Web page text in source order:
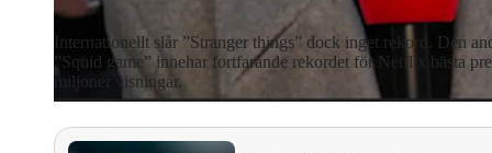
Internationellt slår ”Stranger things” dock inget rekord. Den
”Squid game” innehar fortfarande rekordet för Netflix bästa
miljoner visningar.